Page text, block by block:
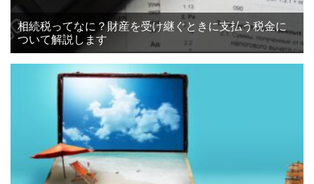
相続税ってなに？財産を受け継ぐときに支払う税金に
ついて解説します